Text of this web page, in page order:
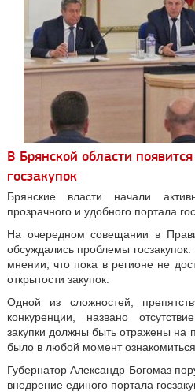
В Брянской области
госзакупок
Брянские власти начали
прозрачного и удобного портала
На очередном совещании в
обсуждались проблемы
мнении, что пока в регионе не
открытости закупок.
Одной из сложностей,
конкуренции, названо
закупки должны быть отражены на
было в любой момент
Губернатор Александр Богомаз
внедрение единого портала